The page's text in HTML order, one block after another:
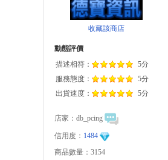
收藏該商店
動態評價
描述相符：
5分
服務態度：
5分
出貨速度：
5分
店家： db_pcing
信用度： 1484
商品數量：3154